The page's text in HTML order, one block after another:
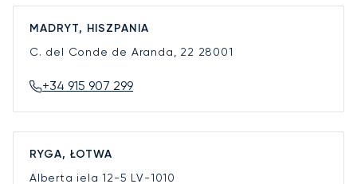
MADRYT, HISZPANIA
C. del Conde de Aranda, 22 28001
+34 915 907 299
RYGA, ŁOTWA
Alberta iela 12-5 LV-1010